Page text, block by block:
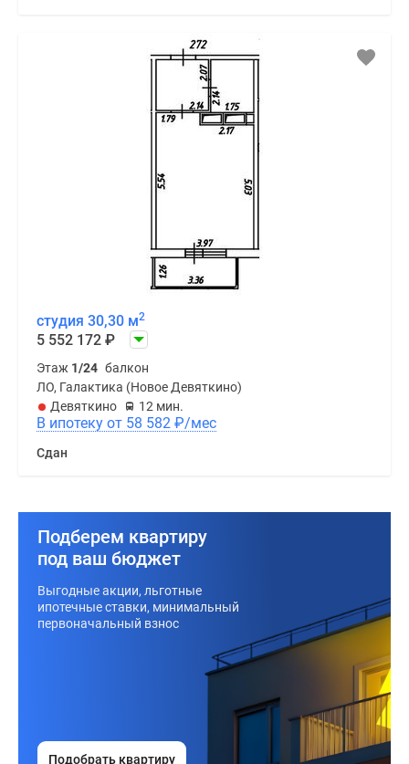
студия 30,30 м2
5 552 172 ₽
Этаж 1/24 балкон
ЛО, Галактика (Новое Девяткино)
Девяткино
12 мин.
В ипотеку от 58 582 ₽/мес
Сдан
Подберем квартиру
под ваш бюджет
Выгодные акции, льготные
ипотечные ставки, минимальный
первоначальный взнос
Подобрать квартиру